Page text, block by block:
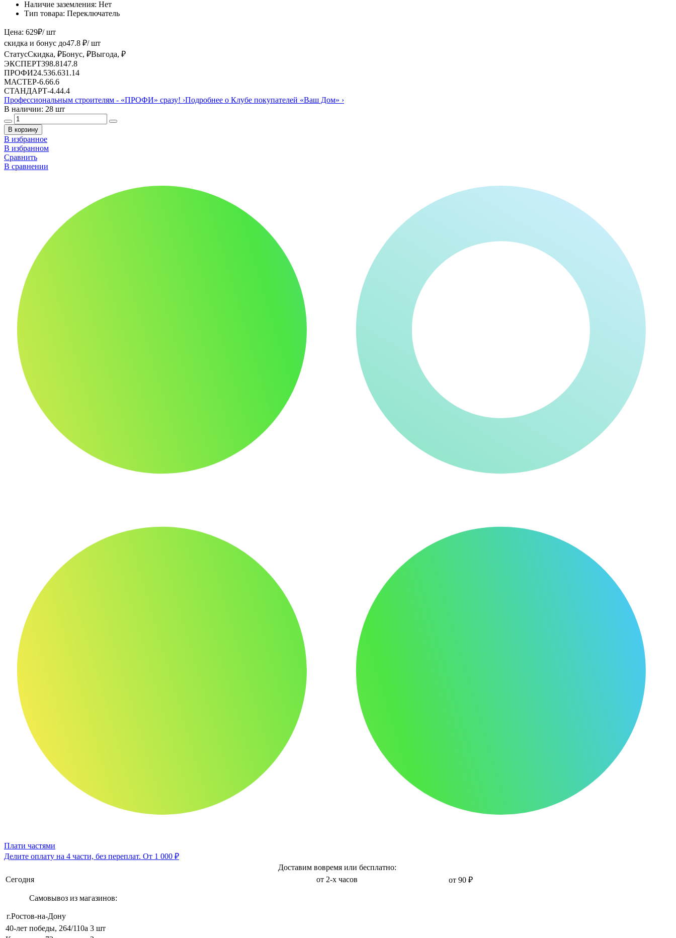
Наличие заземления: Нет
Тип товара: Переключатель
Цена: 629₽/ шт
скидка и бонус до47.8 ₽/ шт
СтатусСкидка, ₽Бонус, ₽Выгода, ₽
ЭКСПЕРТ398.8147.8
ПРОФИ24.536.631.14
МАСТЕР-6.66.6
СТАНДАРТ-4.44.4
Профессиональным строителям - «ПРОФИ» сразу! ›Подробнее о Клубе покупателей «Ваш Дом» ›
В наличии: 28 шт
В корзину
В избранное
В избранном
Сравнить
В сравнении
Плати частями
Делите оплату на 4 части, без переплат. От 1 000 ₽
Доставим вовремя или бесплатно:
Сегодня
от 2-х часов от 90 ₽
Самовывоз из магазинов:
г.Ростов-на-Дону
40-лет победы, 264/110а 3 шт